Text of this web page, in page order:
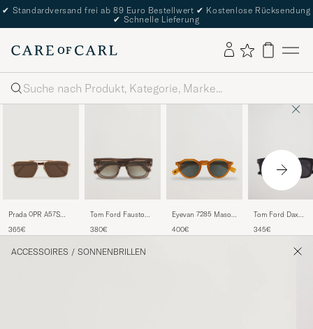
✔ Standardversand frei ab 89 Euro Bestellwert ✔ Kostenlose Rücksendung
✔ Schnelle Lieferung
Suche
Prada 0PR A57S
Gold
365€
Tom Ford Fausto
Brown/Green
380€
Eyevan 7285 Mason
400€
Tom Ford Dax
Sunglasses Black
345€
ACCESSOIRES / SONNENBRILLEN